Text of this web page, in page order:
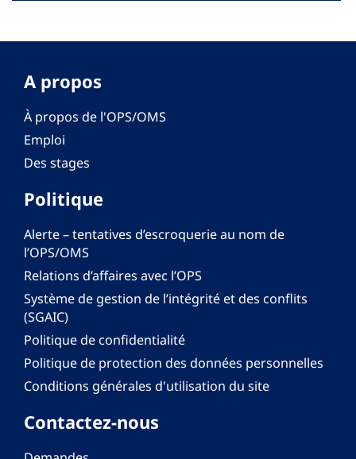
A propos
À propos de l'OPS/OMS
Emploi
Des stages
Politique
Alerte – tentatives d’escroquerie au nom de
l’OPS/OMS
Relations d’affaires avec l’OPS
Système de gestion de l’intégrité et des conflits
(SGAIC)
Politique de confidentialité
Politique de protection des données personnelles
Conditions générales d'utilisation du site
Contactez-nous